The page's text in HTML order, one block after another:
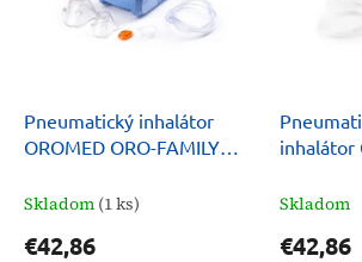
Pneumatický inhalátor
OROMED ORO-FAMILY
Skladom (1 ks)
€42,86
inhalátor
Skladom
€42,86